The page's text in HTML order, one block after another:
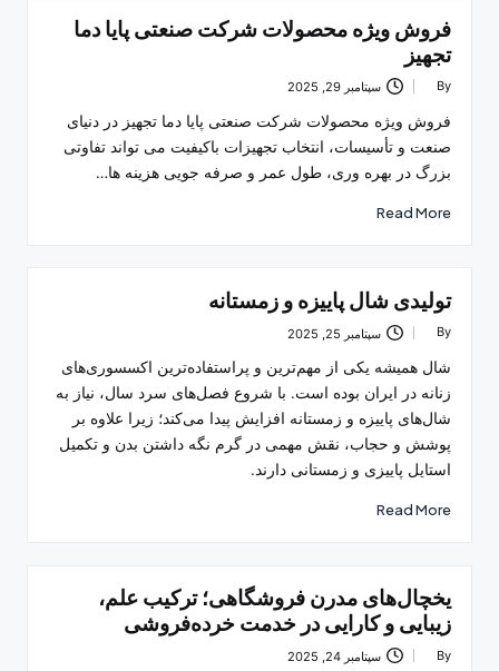
فروش ویژه محصولات شرکت صنعتی پایا دما
تجهیز
Posted
By سپتامبر 29, 2025
فروش ویژه محصولات شرکت صنعتی پایا دما تجهیز در دنیای
صنعت و تأسیسات، انتخاب تجهیزات باکیفیت می ‌تواند تفاوتی
بزرگ در بهره ‌وری، طول عمر و صرفه ‌جویی هزینه ‌ها…
Read More
تولیدی شال پاییزه و زمستانه
Posted
By سپتامبر 25, 2025
شال همیشه یکی از مهم‌ترین و پراستفاده‌ترین اکسسوری‌های
زنانه در ایران بوده است. با شروع فصل‌های سرد سال، نیاز به
شال‌های پاییزه و زمستانه افزایش پیدا می‌کند؛ زیرا علاوه بر
پوشش و حجاب، نقش مهمی در گرم نگه داشتن بدن و تکمیل
استایل پاییزی و زمستانی دارند.
Read More
یخچال‌های مدرن فروشگاهی؛ ترکیب علم،
زیبایی و کارایی در خدمت خرده‌فروشی
Posted
By سپتامبر 24, 2025